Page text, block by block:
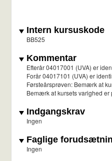
Intern kursuskode
BB525
Kommentar
Efterår 04017001 (UVA) er
Forår 04017101 (UVA) er
Førsteårsprøven: Bemærk at
Bemærk at kursets varighed er
Indgangskrav
Ingen
Faglige
Ingen